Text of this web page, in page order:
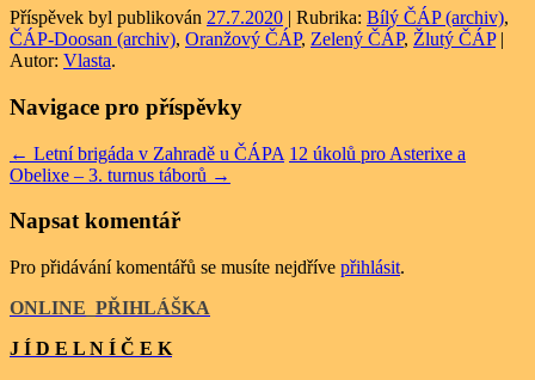
Příspěvek byl publikován 27.7.2020 | Rubrika: Bílý ČÁP (archiv),
ČÁP-Doosan (archiv), Oranžový ČÁP, Zelený ČÁP, Žlutý ČÁP|
Autor: Vlasta.
Navigace pro příspěvky
← Letní brigáda v Zahradě u ČÁPA 12 úkolů pro Asterixe a
Obelixe – 3. turnus táborů →
Napsat komentář
Pro přidávání komentářů se musíte nejdříve přihlásit.
ONLINE PŘIHLÁŠKA
J Í D E L N Í Č E K